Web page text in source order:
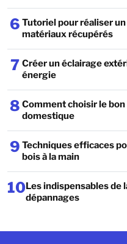
6 Tutoriel pour réaliser
matériaux récupérés
7 Créer un éclairage
énergie
8 Comment choisir le
domestique
9 Techniques efficaces
bois à la main
10Les indispensables
dépannages